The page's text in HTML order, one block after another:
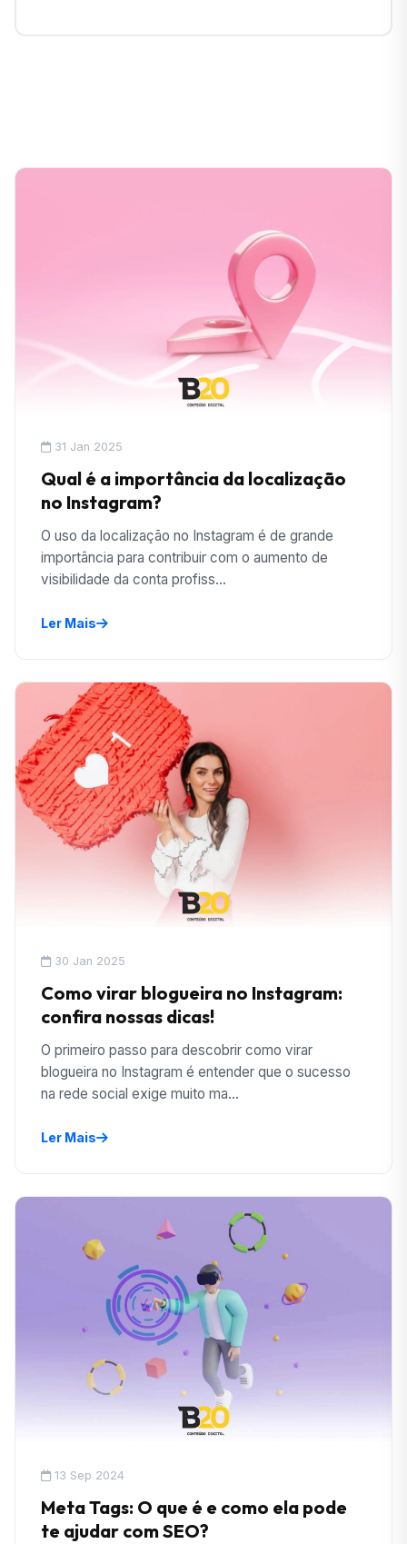
31 Jan 2025
Qual é a importância da localização
no Instagram?
O uso da localização no Instagram é de grande
importância para contribuir com o aumento de
visibilidade da conta profiss...
Ler Mais
30 Jan 2025
Como virar blogueira no Instagram:
confira nossas dicas!
O primeiro passo para descobrir como virar
blogueira no Instagram é entender que o sucesso
na rede social exige muito ma...
Ler Mais
13 Sep 2024
Meta Tags: O que é e como ela pode
te ajudar com SEO?